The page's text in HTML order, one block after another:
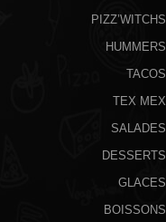
PIZZ’WITCHS
HUMMERS
TACOS
TEX MEX
SALADES
DESSERTS
GLACES
BOISSONS